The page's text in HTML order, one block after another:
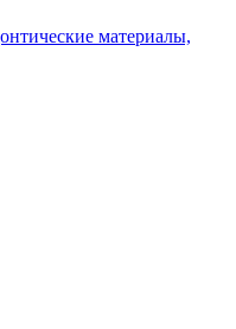
материалы,